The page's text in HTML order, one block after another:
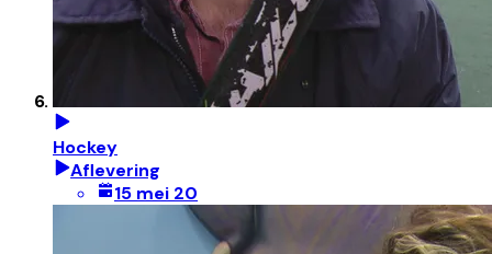
Hockey
Aflevering
15 mei 20